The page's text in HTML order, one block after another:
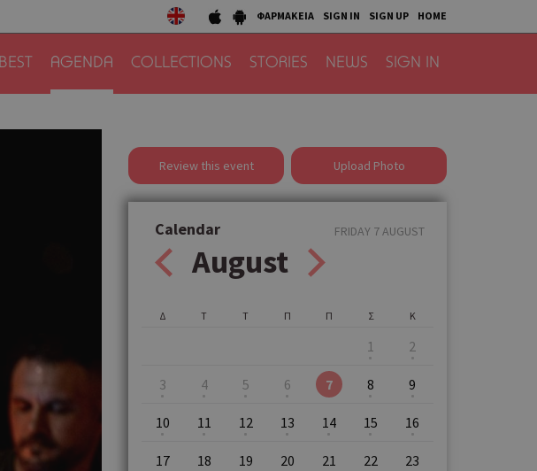
ΦΑΡΜΑΚΕΙΑ SIGN IN SIGN UP HOME
AGENDA COLLECTIONS STORIES NEWS SIGN IN
Review this event Upload Photo
Calendar
August
FRIDAY 7 AUGUST
Δ Τ Τ Π Π Σ
1
Κ
2
3 4 5 6 7 8 9
10 11 12 13 14 15 16
17 18 19 20 21 22 23